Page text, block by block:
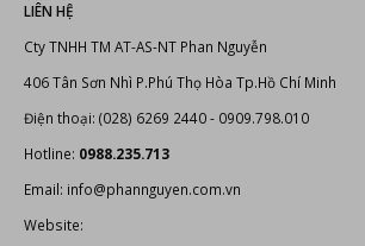
LIÊN HỆ
Cty TNHH TM AT-AS-NT Phan Nguyễn
406 Tân Sơn Nhì P.Phú Thọ Hòa Tp.Hồ Chí Minh
Điện thoại: (028) 6269 2440 - 0909.798.010
Hotline: 0988.235.713
Email: info@phannguyen.com.vn
Website: